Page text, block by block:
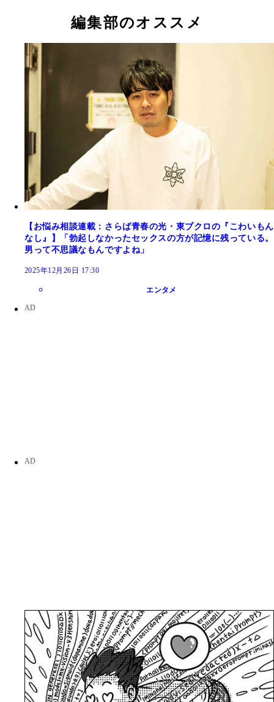
編集部のオススメ
【お悩み相談連載：さらば青春の光・東ブクロの『こわいもん
なし』】「勃起しなかったセックスの方が記憶に残っている。
男って不思議なもんですよね」
2025年12月26日 17:30
エンタメ